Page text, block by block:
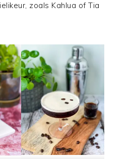
zoals Kahlua of Tia